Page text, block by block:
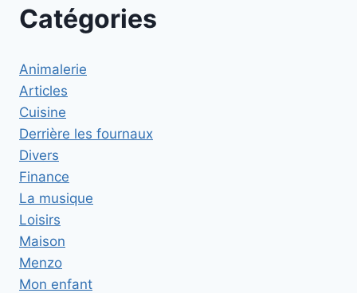
Catégories
Animalerie
Articles
Cuisine
Derrière les fournaux
Divers
Finance
La musique
Loisirs
Maison
Menzo
Mon enfant